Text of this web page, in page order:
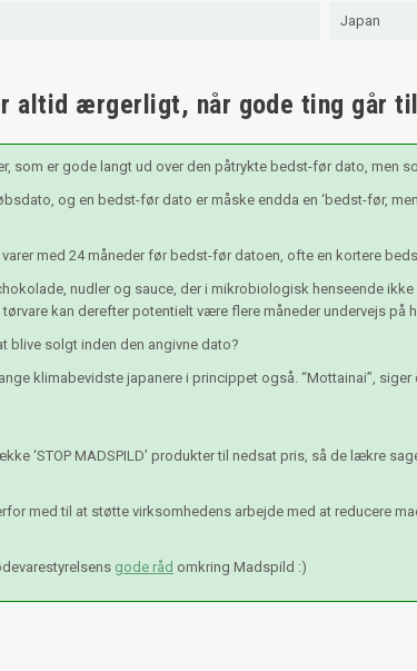
Japan
altid ærgerligt, når gode ting går
som er gode langt ud over den påtrykte bedst-før dato, men
og en bedst-før dato er måske endda en ‘bedst-før,
med 24 måneder før bedst-før datoen, ofte en kortere
nudler og sauce, der i mikrobiologisk henseende
kan derefter potentielt være flere måneder undervejs på
blive solgt inden den angivne dato?
klimabevidste japanere i princippet også. “Mottainai”, siger
‘STOP MADSPILD’ produkter til nedsat pris, så de lækre
med til at støtte virksomhedens arbejde med at
gode råd omkring Madspild :)